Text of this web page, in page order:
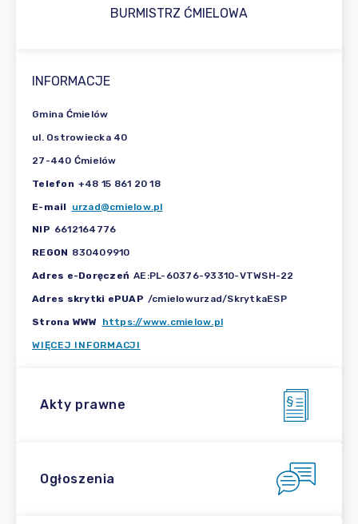
BURMISTRZ ĆMIELOWA
INFORMACJE
Gmina Ćmielów
ul. Ostrowiecka 40
27-440 Ćmielów
Telefon +48 15 861 20 18
E-mail urzad@cmielow.pl
NIP 6612164776
REGON 830409910
Adres e-Doręczeń AE:PL-60376-93310-VTWSH-22
Adres skrytki ePUAP /cmielowurzad/SkrytkaESP
Strona WWW https://www.cmielow.pl
WIĘCEJ INFORMACJI
Akty prawne
Ogłoszenia